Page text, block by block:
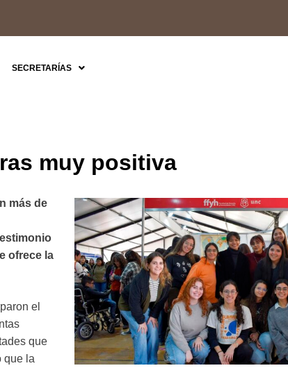
SECRETARÍAS
muy positiva
más de
ofrece la
el
que
que la